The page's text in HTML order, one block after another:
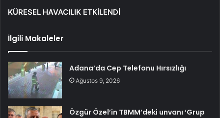
KÜRESEL HAVACILIK ETKİLENDİ
İlgili Makaleler
Adana’da Cep Telefonu Hırsızlığı
Ağustos 9, 2026
Özgür Özel’in TBMM’deki unvanı ‘Grup